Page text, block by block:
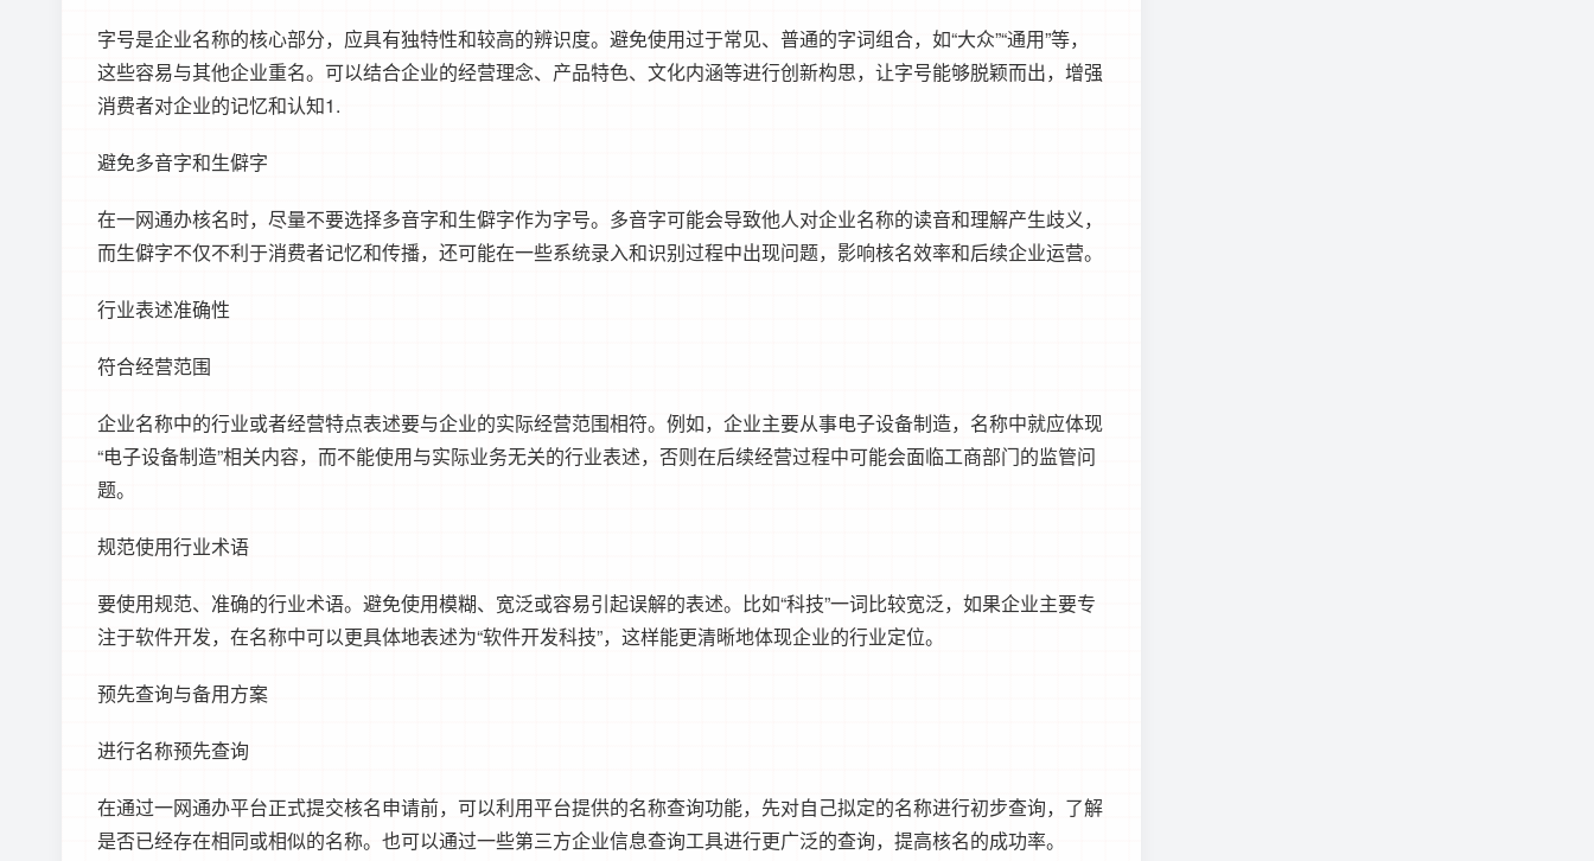
字号是企业名称的核心部分，应具有独特性和较高的辨识度。避免使用过于常见、普通的字词组合，如“大众”“通用”等，
这些容易与其他企业重名。可以结合企业的经营理念、产品特色、文化内涵等进行创新构思，让字号能够脱颖而出，增强
消费者对企业的记忆和认知1.
避免多音字和生僻字
在一网通办核名时，尽量不要选择多音字和生僻字作为字号。多音字可能会导致他人对企业名称的读音和理解产生歧义，
而生僻字不仅不利于消费者记忆和传播，还可能在一些系统录入和识别过程中出现问题，影响核名效率和后续企业运营。
行业表述准确性
符合经营范围
企业名称中的行业或者经营特点表述要与企业的实际经营范围相符。例如，企业主要从事电子设备制造，名称中就应体现
“电子设备制造”相关内容，而不能使用与实际业务无关的行业表述，否则在后续经营过程中可能会面临工商部门的监管问
题。
规范使用行业术语
要使用规范、准确的行业术语。避免使用模糊、宽泛或容易引起误解的表述。比如“科技”一词比较宽泛，如果企业主要专
注于软件开发，在名称中可以更具体地表述为“软件开发科技”，这样能更清晰地体现企业的行业定位。
预先查询与备用方案
进行名称预先查询
在通过一网通办平台正式提交核名申请前，可以利用平台提供的名称查询功能，先对自己拟定的名称进行初步查询，了解
是否已经存在相同或相似的名称。也可以通过一些第三方企业信息查询工具进行更广泛的查询，提高核名的成功率。